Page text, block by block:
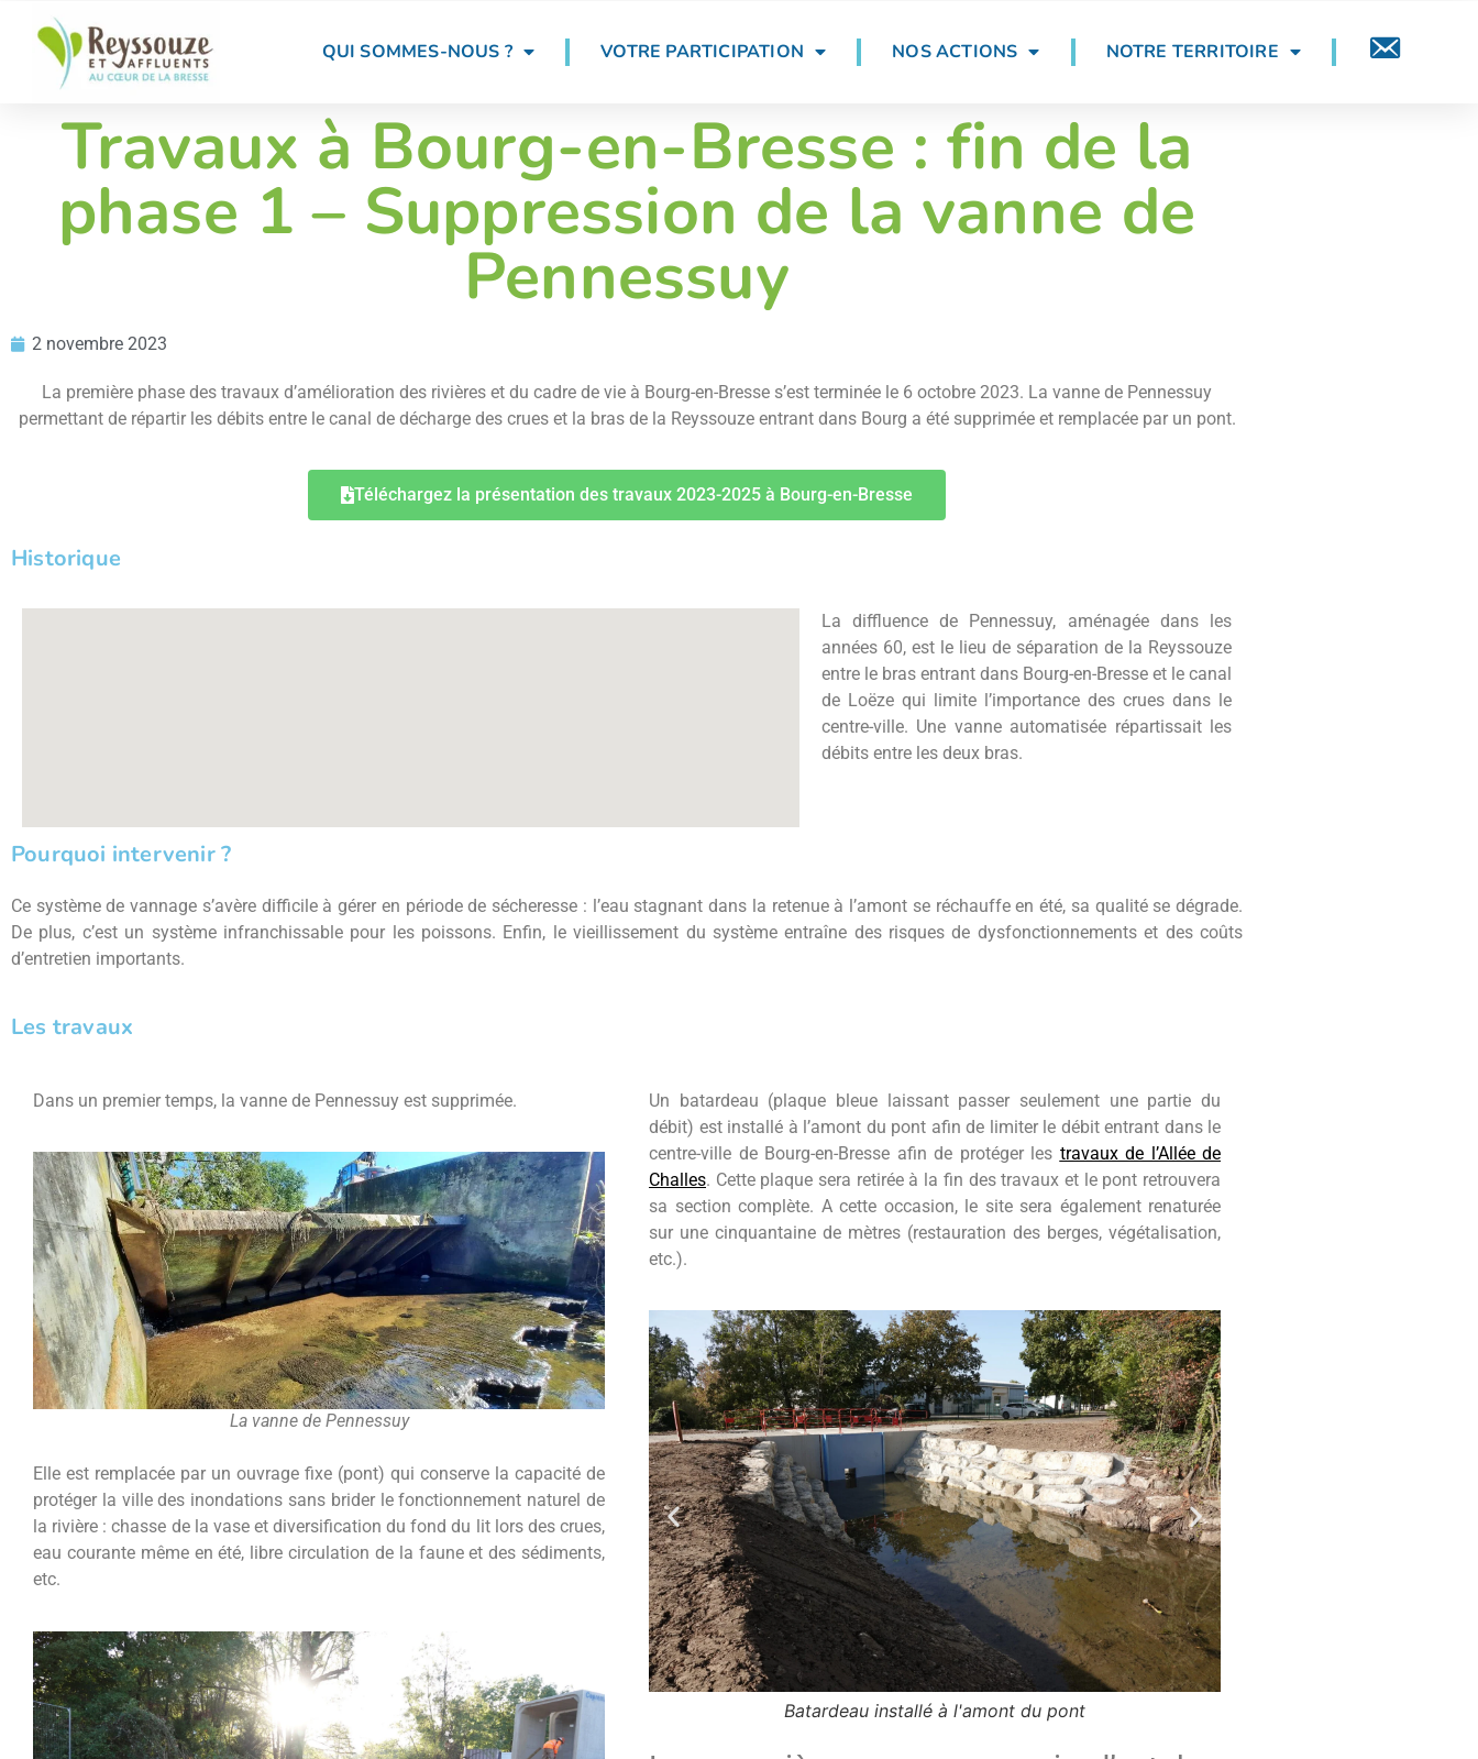
QUI SOMMES-NOUS ? VOTRE PARTICIPATION NOS ACTIONS NOTRE TERRITOIRE CONTACT
Travaux à Bourg-en-Bresse : fin de la
phase 1 – Suppression de la vanne de
Pennessuy
2 novembre 2023
La première phase des travaux d’amélioration des rivières et du cadre de vie à Bourg-en-Bresse s’est terminée le 6 octobre 2023. La vanne de Pennessuy
permettant de répartir les débits entre le canal de décharge des crues et la bras de la Reyssouze entrant dans Bourg a été supprimée et remplacée par un pont.
Téléchargez la présentation des travaux 2023-2025 à Bourg-en-Bresse
Historique
La diffluence de Pennessuy, aménagée dans les
années 60, est le lieu de séparation de la Reyssouze
entre le bras entrant dans Bourg-en-Bresse et le canal
de Loëze qui limite l’importance des crues dans le
centre-ville. Une vanne automatisée répartissait les
débits entre les deux bras.
Pourquoi intervenir ?
Ce système de vannage s’avère difficile à gérer en période de sécheresse : l’eau stagnant dans la retenue à l’amont se réchauffe en été, sa qualité se dégrade.
De plus, c’est un système infranchissable pour les poissons. Enfin, le vieillissement du système entraîne des risques de dysfonctionnements et des coûts
d’entretien importants.
Les travaux
Dans un premier temps, la vanne de Pennessuy est supprimée.
La vanne de Pennessuy
Elle est remplacée par un ouvrage fixe (pont) qui conserve la capacité de
protéger la ville des inondations sans brider le fonctionnement naturel de
la rivière : chasse de la vase et diversification du fond du lit lors des crues,
eau courante même en été, libre circulation de la faune et des sédiments,
etc.
Un batardeau (plaque bleue laissant passer seulement une partie du
débit) est installé à l’amont du pont afin de limiter le débit entrant dans le
centre-ville de Bourg-en-Bresse afin de protéger les travaux de l’Allée de
Challes. Cette plaque sera retirée à la fin des travaux et le pont retrouvera
sa section complète. A cette occasion, le site sera également renaturée
sur une cinquantaine de mètres (restauration des berges, végétalisation,
etc.).
Batardeau installé à l'amont du pont Batardeau vu de l'intérieur du pont